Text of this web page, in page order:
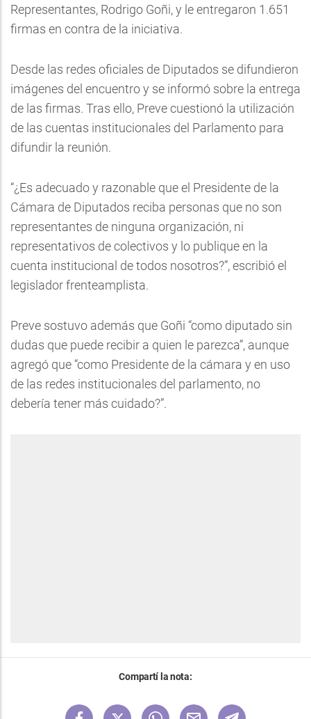
Representantes, Rodrigo Goñi, y le entregaron 1.651
firmas en contra de la iniciativa.
Desde las redes oficiales de Diputados se difundieron
imágenes del encuentro y se informó sobre la entrega
de las firmas. Tras ello, Preve cuestionó la utilización
de las cuentas institucionales del Parlamento para
difundir la reunión.
“¿Es adecuado y razonable que el Presidente de la
Cámara de Diputados reciba personas que no son
representantes de ninguna organización, ni
representativos de colectivos y lo publique en la
cuenta institucional de todos nosotros?”, escribió el
legislador frenteamplista.
Preve sostuvo además que Goñi “como diputado sin
dudas que puede recibir a quien le parezca”, aunque
agregó que “como Presidente de la cámara y en uso
de las redes institucionales del parlamento, no
debería tener más cuidado?”.
Compartí la nota: